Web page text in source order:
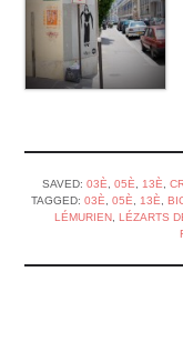
SAVED: 03È 05È 13È
TAGGED: 03È 05È 13È
LÉMURIEN LÉZARTS